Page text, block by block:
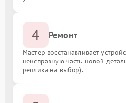
4 Ремонт
Мастер восстанавливает
неисправную часть новой
реплика на выбор).